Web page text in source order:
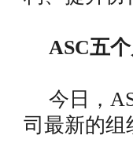
ASC五
今日，
司最新的组